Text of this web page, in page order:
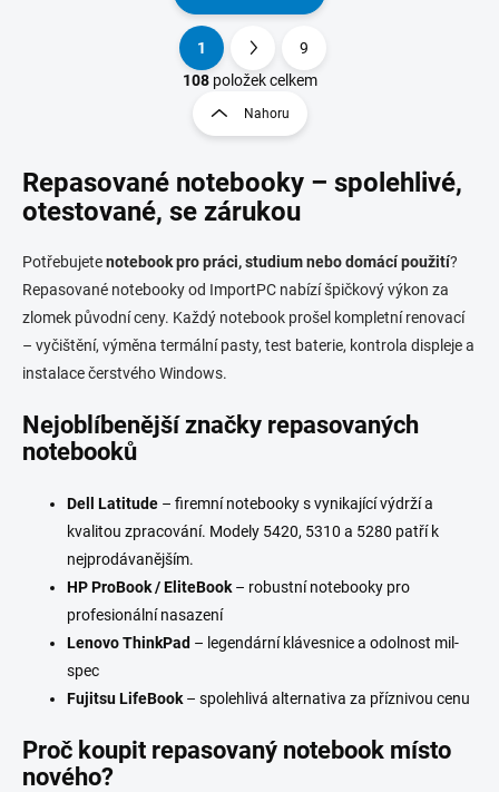
O
v
á
d
c
í
p
v
k
y
v
ý
s
u
S
t
r
á
k
o
v
á
n
í
1
9
108položek celkem
Nahoru
Repasované notebooky – spolehlivé,
otestované, se zárukou
Potřebujetenotebook pro práci, studium nebo domácí použití?
Repasované notebooky od ImportPC nabízí špičkový výkon za
zlomek původní ceny. Každý notebook prošel kompletní renovací
– vyčištění, výměna termální pasty, test baterie, kontrola displeje a
instalace čerstvého Windows.
Nejoblíbenější značky repasovaných
notebooků
Dell Latitude – firemní notebooky s vynikající výdrží a
kvalitou zpracování. Modely 5420, 5310 a 5280 patří k
nejprodávanějším.
HP ProBook / EliteBook – robustní notebooky pro
profesionální nasazení
Lenovo ThinkPad – legendární klávesnice a odolnost mil-
spec
Fujitsu LifeBook – spolehlivá alternativa za příznivou cenu
Proč koupit repasovaný notebook místo
nového?